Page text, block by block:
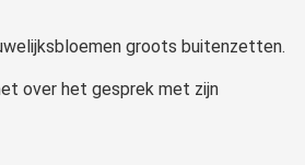
groots buitenzetten.
over het gesprek met zijn